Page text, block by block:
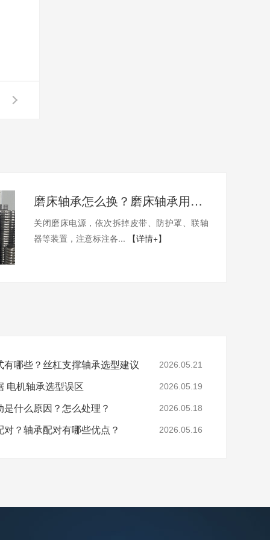
磨床轴承怎么换？磨床轴承用哪家的比较好？
关闭磨床电源，依次拆掉皮带、防护罩、联轴
器等装置，注意标注各...
【详情+】
哪些？丝杠支撑轴承选型建议 2026.05.21
电机轴承选型误区 2026.05.19
什么原因？怎么处理？ 2026.05.18
？轴承配对有哪些优点？ 2026.05.16